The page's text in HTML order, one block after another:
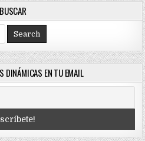
BUSCAR
DINÁMICAS EN TU EMAIL